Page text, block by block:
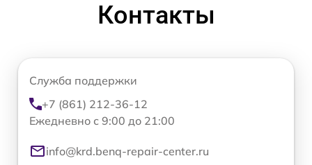
Контакты
Служба поддержки
+7 (861) 212-36-12
Ежедневно с 9:00 до 21:00
info@krd.benq-repair-center.ru